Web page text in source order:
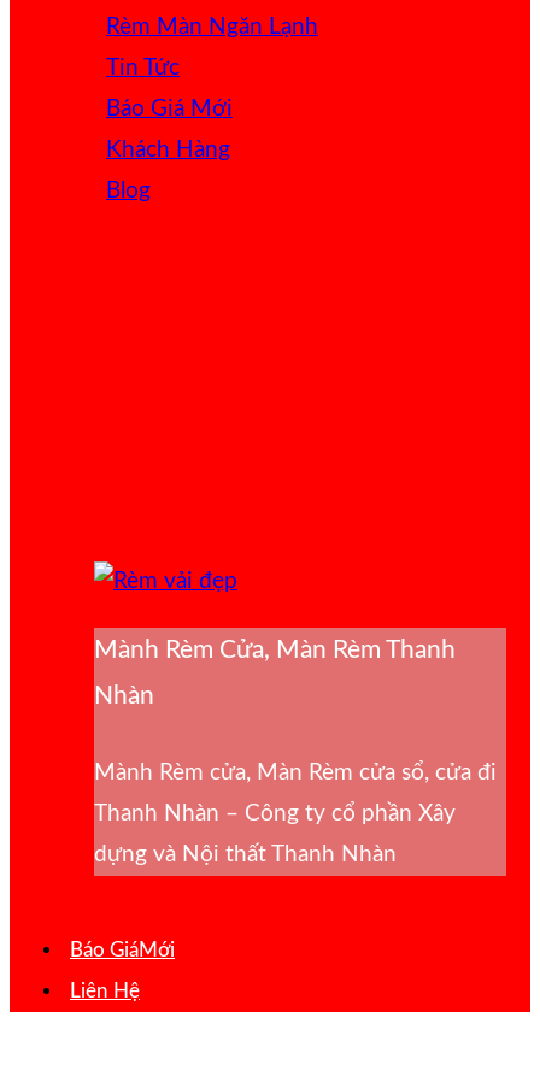
Rèm Màn Ngăn Lạnh
Tin Tức
Báo Giá
Khách Hàng
Blog
Mành Rèm Cửa, Màn Rèm Thanh
Nhàn
Mành Rèm cửa, Màn Rèm cửa sổ, cửa đi
Thanh Nhàn – Công ty cổ phần Xây
dựng và Nội thất Thanh Nhàn
Báo Giá
Liên Hệ